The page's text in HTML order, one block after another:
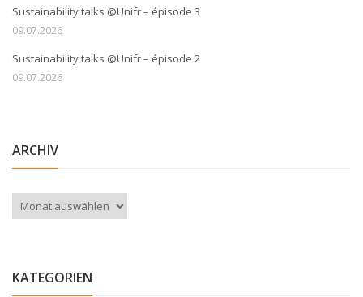
Sustainability talks @Unifr – épisode 3
09.07.2026
Sustainability talks @Unifr – épisode 2
09.07.2026
ARCHIV
Archiv
KATEGORIEN